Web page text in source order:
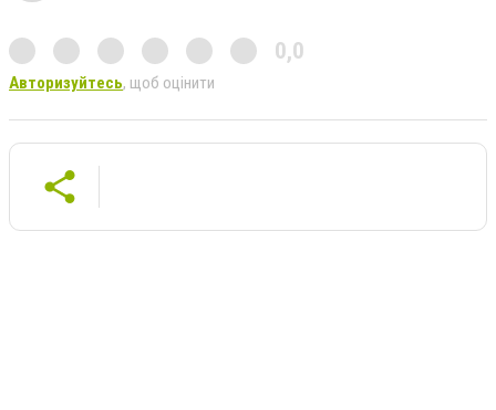
0,0
Авторизуйтесь, щоб оцінити